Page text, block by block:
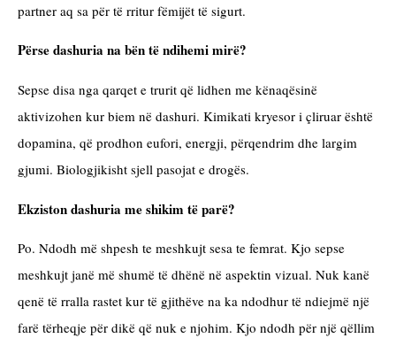
partner aq sa për të rritur fëmijët të sigurt.
Përse dashuria na bën të ndihemi mirë?
Sepse disa nga qarqet e trurit që lidhen me kënaqësinë
aktivizohen kur biem në dashuri. Kimikati kryesor i çliruar është
dopamina, që prodhon eufori, energji, përqendrim dhe largim
gjumi. Biologjikisht sjell pasojat e drogës.
Ekziston dashuria me shikim të parë?
Po. Ndodh më shpesh te meshkujt sesa te femrat. Kjo sepse
meshkujt janë më shumë të dhënë në aspektin vizual. Nuk kanë
qenë të rralla rastet kur të gjithëve na ka ndodhur të ndiejmë një
farë tërheqje për dikë që nuk e njohim. Kjo ndodh për një qëllim